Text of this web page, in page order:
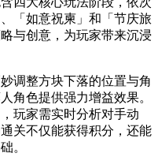
「如意祝柬」和「节庆旅
与创意，为玩家带来沉浸
调整方块下落的位置与角
角色提供强力增益效果。
玩家需实时分析对手动
关不仅能获得积分，还能
。